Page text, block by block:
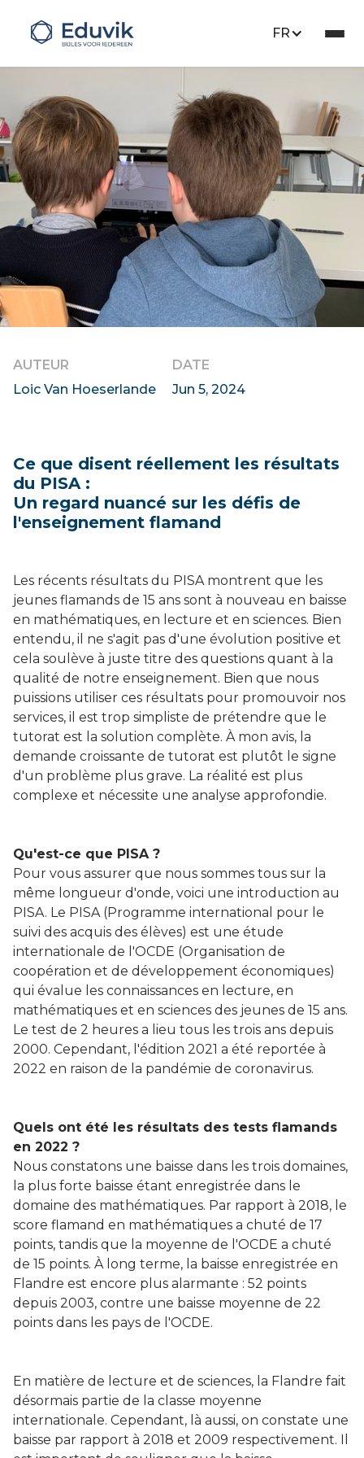
FR
AUTEUR
Loic Van Hoeserlande
DATE
Jun 5, 2024
Ce que disent réellement les résultats
du PISA :
Un regard nuancé sur les défis de
l'enseignement flamand
Les récents résultats du PISA montrent que les
jeunes flamands de 15 ans sont à nouveau en baisse
en mathématiques, en lecture et en sciences. Bien
entendu, il ne s'agit pas d'une évolution positive et
cela soulève à juste titre des questions quant à la
qualité de notre enseignement. Bien que nous
puissions utiliser ces résultats pour promouvoir nos
services, il est trop simpliste de prétendre que le
tutorat est la solution complète. À mon avis, la
demande croissante de tutorat est plutôt le signe
d'un problème plus grave. La réalité est plus
complexe et nécessite une analyse approfondie.
Qu'est-ce que PISA ?
Pour vous assurer que nous sommes tous sur la
même longueur d'onde, voici une introduction au
PISA. Le PISA (Programme international pour le
suivi des acquis des élèves) est une étude
internationale de l'OCDE (Organisation de
coopération et de développement économiques)
qui évalue les connaissances en lecture, en
mathématiques et en sciences des jeunes de 15 ans.
Le test de 2 heures a lieu tous les trois ans depuis
2000. Cependant, l'édition 2021 a été reportée à
2022 en raison de la pandémie de coronavirus.
Quels ont été les résultats des tests flamands
en 2022 ?
Nous constatons une baisse dans les trois domaines,
la plus forte baisse étant enregistrée dans le
domaine des mathématiques. Par rapport à 2018, le
score flamand en mathématiques a chuté de 17
points, tandis que la moyenne de l'OCDE a chuté
de 15 points. À long terme, la baisse enregistrée en
Flandre est encore plus alarmante : 52 points
depuis 2003, contre une baisse moyenne de 22
points dans les pays de l'OCDE.
En matière de lecture et de sciences, la Flandre fait
désormais partie de la classe moyenne
internationale. Cependant, là aussi, on constate une
baisse par rapport à 2018 et 2009 respectivement. Il